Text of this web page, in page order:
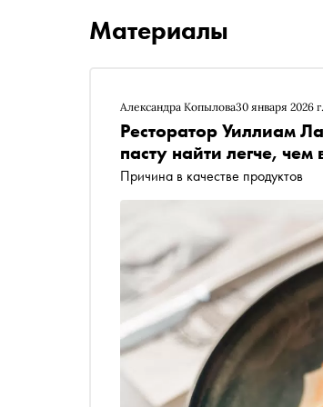
Материалы
Александра Копылова30 января 2026 г.
Ресторатор Уиллиам
пасту найти легче, чем
Причина в качестве продуктов